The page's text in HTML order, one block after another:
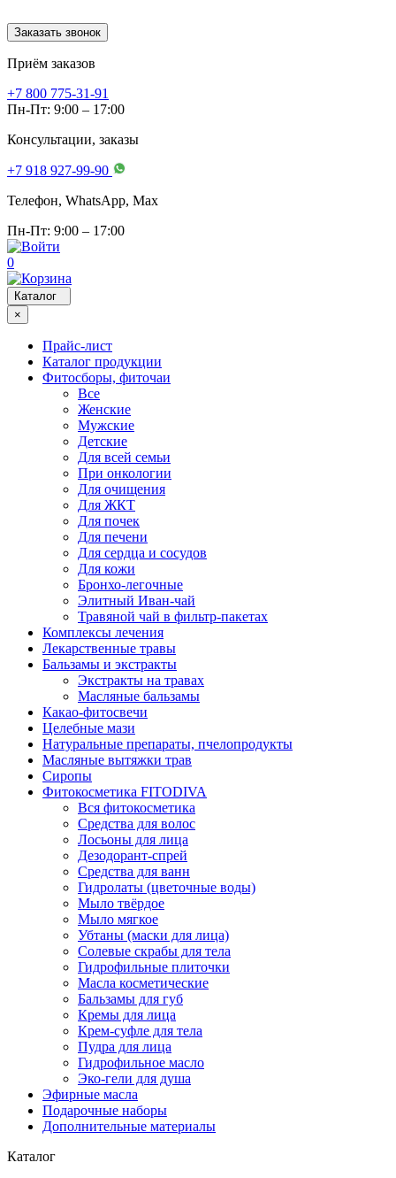
Заказать звонок
Приём заказов
+7 800 775-31-91
Пн-Пт: 9:00 – 17:00
Консультации, заказы
+7 918 927-99-90
Телефон, WhatsApp, Мах
Пн-Пт: 9:00 – 17:00
0
Каталог
×
Прайс-лист
Каталог продукции
Фитосборы, фиточаи
Все
Женские
Мужские
Детские
Для всей семьи
При онкологии
Для очищения
Для ЖКТ
Для почек
Для печени
Для сердца и сосудов
Для кожи
Бронхо-легочные
Элитный Иван-чай
Травяной чай в фильтр-пакетах
Комплексы лечения
Лекарственные травы
Бальзамы и экстракты
Экстракты на травах
Масляные бальзамы
Какао-фитосвечи
Целебные мази
Натуральные препараты, пчелопродукты
Масляные вытяжки трав
Сиропы
Фитокосметика FITODIVA
Вся фитокосметика
Средства для волос
Лосьоны для лица
Дезодорант-спрей
Средства для ванн
Гидролаты (цветочные воды)
Мыло твёрдое
Мыло мягкое
Убтаны (маски для лица)
Солевые скрабы для тела
Гидрофильные плиточки
Масла косметические
Бальзамы для губ
Кремы для лица
Крем-суфле для тела
Пудра для лица
Гидрофильное масло
Эко-гели для душа
Эфирные масла
Подарочные наборы
Дополнительные материалы
Каталог